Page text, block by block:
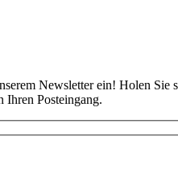
Newsletter ein! Holen Sie
Ihren Posteingang.